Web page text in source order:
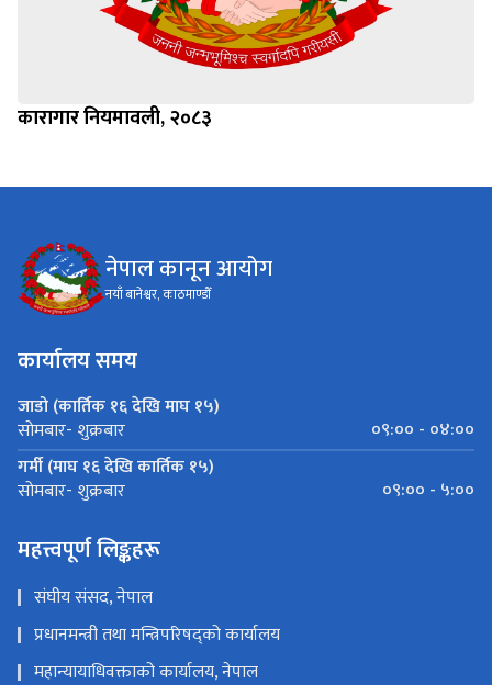
कारागार नियमावली, २०८३
नेपाल कानून आयोग
नयाँ बानेश्वर, काठमाण्डौँ
कार्यालय समय
जाडो (कार्तिक १६ देखि माघ १५)
सोमबार- शुक्रबार
०९:०० - ०४:००
गर्मी (माघ १६ देखि कार्तिक १५)
सोमबार- शुक्रबार ०९:०० - ५:००
महत्त्वपूर्ण लिङ्कहरू
संघीय संसद, नेपाल
प्रधानमन्त्री तथा मन्त्रिपरिषद्को कार्यालय
महान्यायाधिवक्ताको कार्यालय, नेपाल